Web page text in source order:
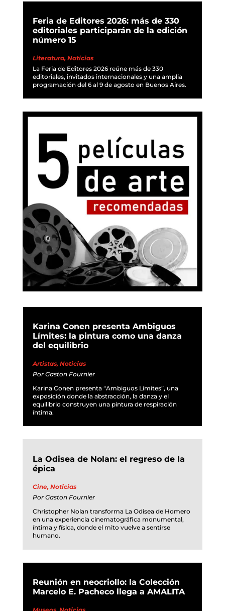
Feria de Editores 2026: más de 330
editoriales participarán de la edición
número 15
Literatura, Noticias
La Feria de Editores 2026 reúne más de 330
editoriales, invitados internacionales y una amplia
programación del 6 al 9 de agosto en Buenos Aires.
Karina Conen presenta Ambiguos
Límites: la pintura como una danza
del equilibrio
Artistas, Noticias
Por Gaston Fournier
Karina Conen presenta “Ambiguos Límites”, una
exposición donde la abstracción, la danza y el
equilibrio construyen una pintura de respiración
íntima.
La Odisea de Nolan: el regreso de la
épica
Cine, Noticias
Por Gaston Fournier
Christopher Nolan transforma La Odisea de Homero
en una experiencia cinematográfica monumental,
íntima y física, donde el mito vuelve a sentirse
humano.
Reunión en neocriollo: la Colección
Marcelo E. Pacheco llega a AMALITA